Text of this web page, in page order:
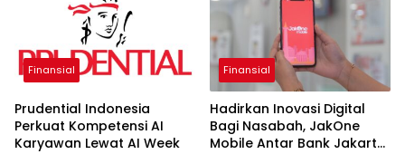
Finansial
Prudential Indonesia
Perkuat Kompetensi AI
Karyawan Lewat AI Week
Finansial
Hadirkan Inovasi Digital
Bagi Nasabah, JakOne
Mobile Antar Bank Jakarta